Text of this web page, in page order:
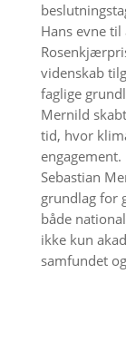
Hans evne
videnskab
faglige
Mernild
tid, hvor
engagement.
Sebastian
grundlag for
både
ikke kun
samfundet